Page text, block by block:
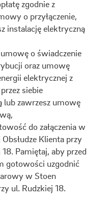
zgodnie z
o przyłączenie,
instalację elektryczną
o świadczenie
oraz umowę
elektrycznej z
siebie
lub zawrzesz umowę
do załączenia w
Obsłudze Klienta przy
Pamiętaj, aby przed
gotowości uzgodnić
w Stoen
ul. Rudzkiej 18.